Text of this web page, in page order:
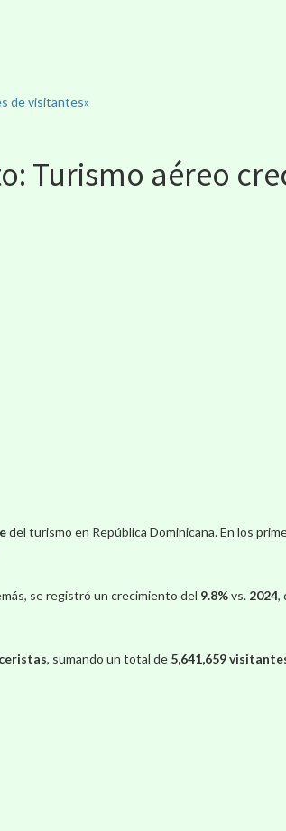
de visitantes»
Turismo aéreo
del turismo en República Dominicana. En los
se registró un crecimiento del 9.8%vs. 2024,
, sumando un total de 5,641,659